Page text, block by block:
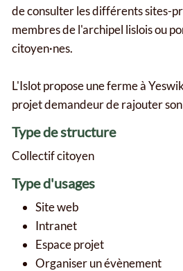
de consulter les différents sites-
membres de l'archipel lislois ou
citoyen·nes.
L'Islot propose une ferme à
projet demandeur de rajouter son
Type de structure
Collectif citoyen
Type d'usages
Site web
Intranet
Espace projet
Organiser un évènement